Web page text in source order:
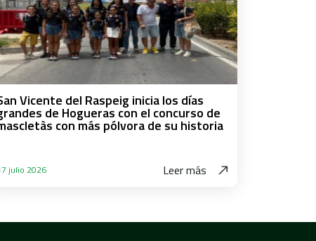
Vicente del Raspeig inicia los días
de Hogueras con el concurso de
con más pólvora de su historia
julio 2026 Leer más